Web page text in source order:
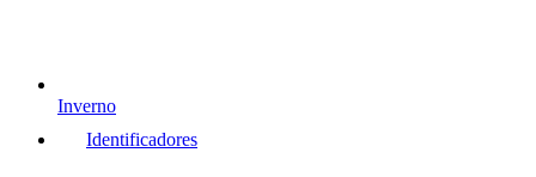
Inverno
Identificadores